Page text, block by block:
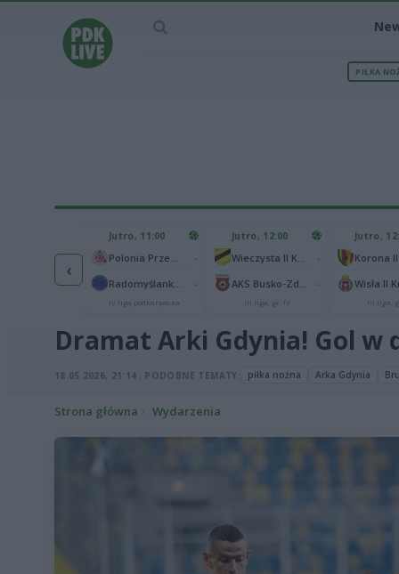
PIŁKA
‹
Polonia Warszawa 1
Chorzów 1
Jutro, 11:00
IV liga podkarpacka
Jutro, 12:00
III liga, gr. IV
Jutro,
Korona
Wisła II
III liga,
Dramat Arki Gdynia! Gol w
18.05.2026, 21:14 PODOBNE TEMATY: piłka nożna Arka Gdynia
Strona główna Wydarzenia